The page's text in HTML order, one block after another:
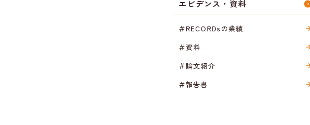
エビデンス・資料
＃RECORDsの業績
＃資料
＃論文紹介
＃報告書